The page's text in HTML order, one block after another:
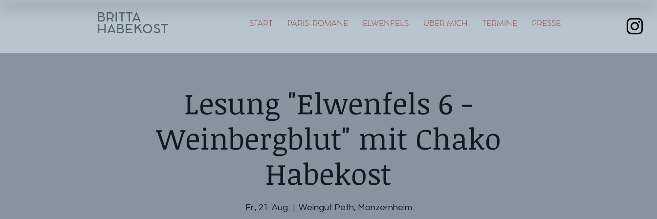
BRITTA
HABEKOST
START PARIS-ROMANE ELWENFELS ÜBER MICH TERMINE PRESSE
Lesung "Elwenfels 6 -
Weinbergblut" mit Chako
Habekost
Fr., 21. Aug.
  |
Weingut Peth, Monzernheim